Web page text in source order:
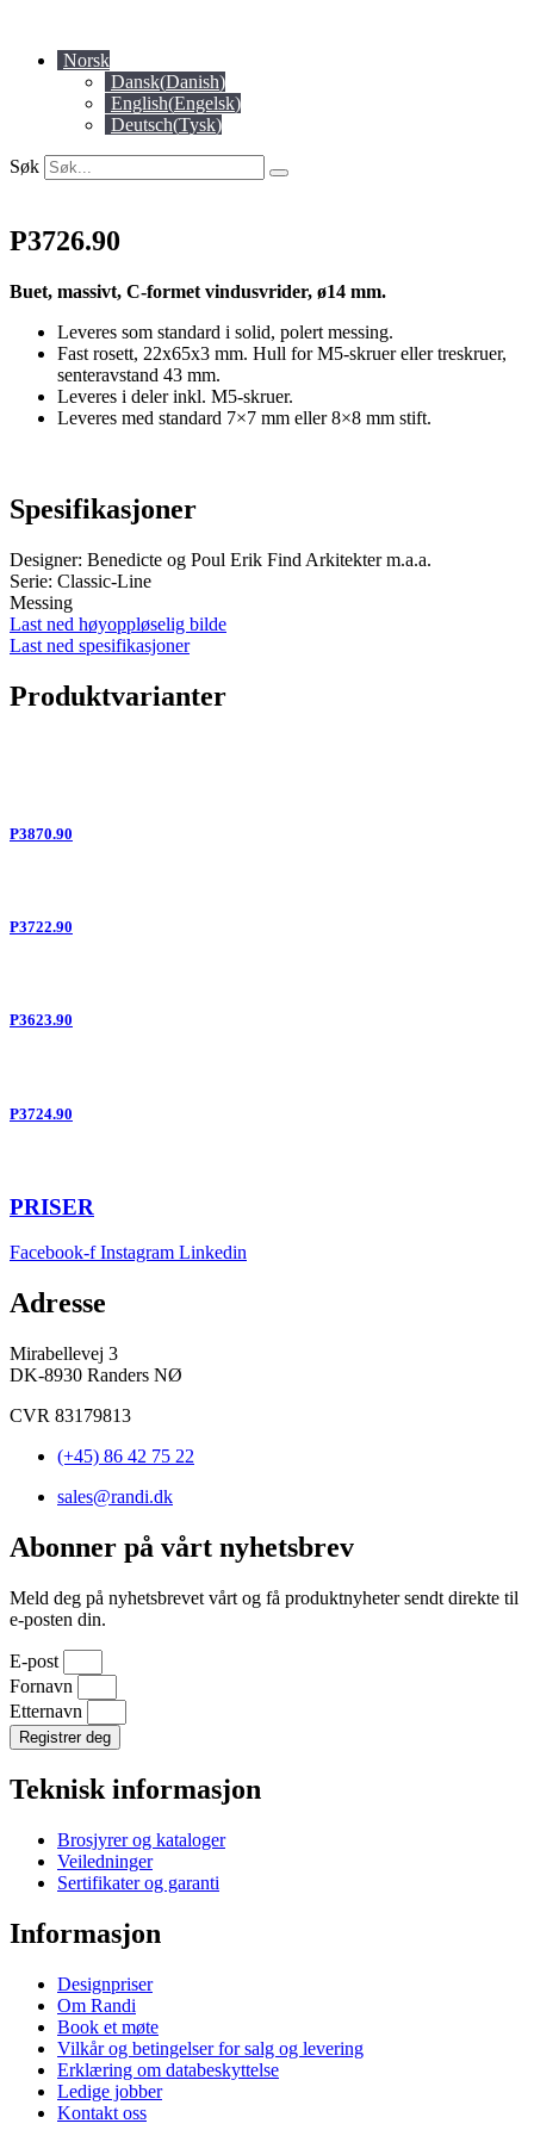
content Norsk
Dansk(Danish)
English(Engelsk)
Deutsch(Tysk)
Søk
P3726.90
Buet, massivt, C-formet vindusvrider, ø14 mm.
Leveres som standard i solid, polert messing.
Fast rosett, 22x65x3 mm. Hull for M5-skruer eller treskruer,
senteravstand 43 mm.
Leveres i deler inkl. M5-skruer.
Leveres med standard 7×7 mm eller 8×8 mm stift.
Spesifikasjoner
Designer: Benedicte og Poul Erik Find Arkitekter m.a.a.
Serie: Classic-Line
Messing
Last ned høyoppløselig bilde
Last ned spesifikasjoner
Produktvarianter
P3870.90
P3722.90
P3623.90
P3724.90
PRISER
Facebook-f Instagram Linkedin
Adresse
Mirabellevej 3
DK-8930 Randers NØ
CVR 83179813
(+45) 86 42 75 22
sales@randi.dk
Abonner på vårt nyhetsbrev
Meld deg på nyhetsbrevet vårt og få produktnyheter sendt direkte til
e-posten din.
E-post
Fornavn
Etternavn
Registrer deg
Teknisk informasjon
Brosjyrer og kataloger
Veiledninger
Sertifikater og garanti
Informasjon
Designpriser
Om Randi
Book et møte
Vilkår og betingelser for salg og levering
Erklæring om databeskyttelse
Ledige jobber
Kontakt oss